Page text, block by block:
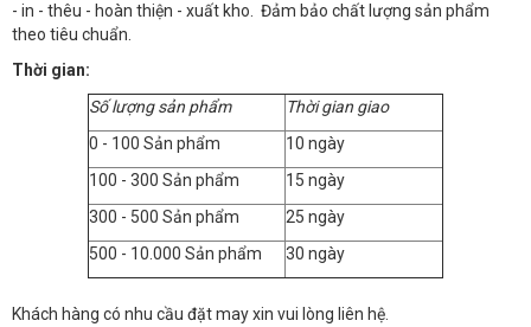
- in - thêu - hoàn thiện - xuất kho. Đảm bảo chất lượng sản phẩm
theo tiêu chuẩn.
Thời gian:
Số lượng sản phẩm
Thời gian giao
0 - 100 Sản phẩm
10 ngày
100 - 300 Sản phẩm
15 ngày
300 - 500 Sản phẩm
25 ngày
500 - 10.000 Sản phẩm
30 ngày
Khách hàng có nhu cầu đặt may xin vui lòng liên hệ.